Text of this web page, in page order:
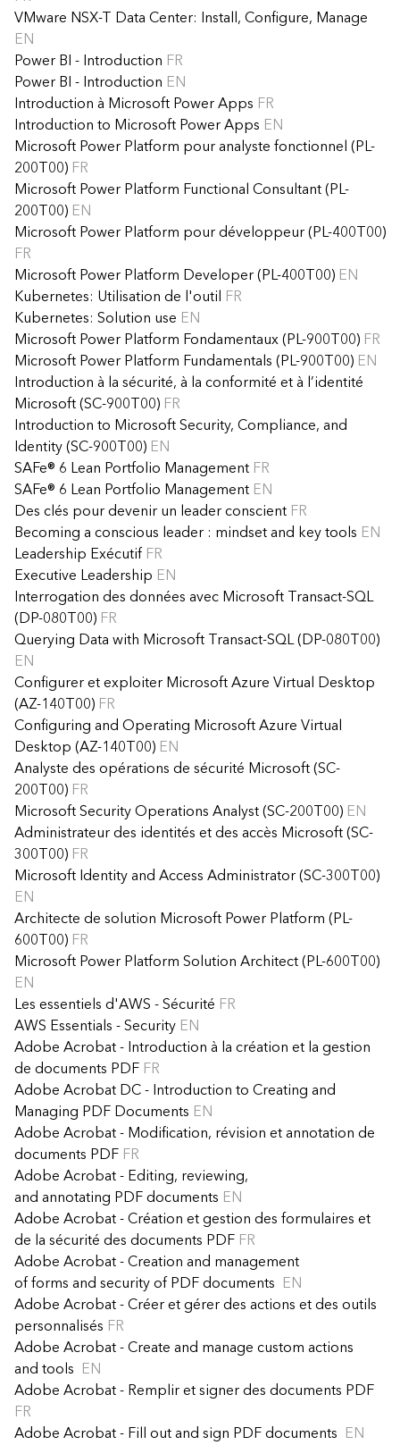
VMware NSX-T Data Center: Install, Configure, Manage
EN
Power BI - Introduction FR
Power BI - Introduction EN
Introduction à Microsoft Power Apps FR
Introduction to Microsoft Power Apps EN
Microsoft Power Platform pour analyste fonctionnel (PL-
200T00) FR
Microsoft Power Platform Functional Consultant (PL-
200T00) EN
Microsoft Power Platform pour développeur (PL-400T00)
FR
Microsoft Power Platform Developer (PL-400T00) EN
Kubernetes: Utilisation de l'outil FR
Kubernetes: Solution use EN
Microsoft Power Platform Fondamentaux (PL-900T00) FR
Microsoft Power Platform Fundamentals (PL-900T00) EN
Introduction à la sécurité, à la conformité et à l’identité
Microsoft (SC-900T00) FR
Introduction to Microsoft Security, Compliance, and
Identity (SC-900T00) EN
SAFe® 6 Lean Portfolio Management FR
SAFe® 6 Lean Portfolio Management EN
Des clés pour devenir un leader conscient FR
Becoming a conscious leader : mindset and key tools EN
Leadership Exécutif FR
Executive Leadership EN
Interrogation des données avec Microsoft Transact-SQL
(DP-080T00) FR
Querying Data with Microsoft Transact-SQL (DP-080T00)
EN
Configurer et exploiter Microsoft Azure Virtual Desktop
(AZ-140T00) FR
Configuring and Operating Microsoft Azure Virtual
Desktop (AZ-140T00) EN
Analyste des opérations de sécurité Microsoft (SC-
200T00) FR
Microsoft Security Operations Analyst (SC-200T00) EN
Administrateur des identités et des accès Microsoft (SC-
300T00) FR
Microsoft Identity and Access Administrator (SC-300T00)
EN
Architecte de solution Microsoft Power Platform (PL-
600T00) FR
Microsoft Power Platform Solution Architect (PL-600T00)
EN
Les essentiels d'AWS - Sécurité FR
AWS Essentials - Security EN
Adobe Acrobat - Introduction à la création et la gestion
de documents PDF FR
Adobe Acrobat DC - Introduction to Creating and
Managing PDF Documents EN
Adobe Acrobat - Modification, révision et annotation de
documents PDF FR
Adobe Acrobat - Editing, reviewing,
and annotating PDF documents EN
Adobe Acrobat - Création et gestion des formulaires et
de la sécurité des documents PDF FR
Adobe Acrobat - Creation and management
of forms and security of PDF documents EN
Adobe Acrobat - Créer et gérer des actions et des outils
personnalisés FR
Adobe Acrobat - Create and manage custom actions
and tools EN
Adobe Acrobat - Remplir et signer des documents PDF
FR
Adobe Acrobat - Fill out and sign PDF documents EN